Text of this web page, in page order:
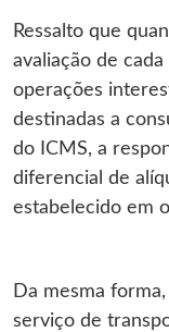
Ressalto que
avaliação de
operações
destinadas a
do ICMS, a
diferencial de
estabelecido em
Da mesma
serviço de